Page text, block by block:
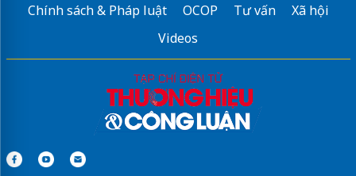
Chính sách & Pháp luật
OCOP Tư vấn
Xã hội
Videos